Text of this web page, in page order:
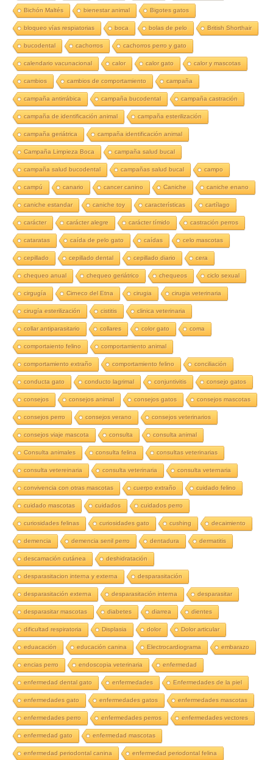
Bichón Maltés bienestar animal Bigotes gatos
bloqueo vías respiatorias boca bolas de pelo British Shorthair
bucodental cachorros cachorros perro y gato
calendario vacunacional calor calor gato calor y mascotas
cambios cambios de comportamiento campaña
campaña antirrábica campaña bucodental campaña castración
campaña de identificación animal campaña esterilización
campaña geriátrica campaña identificación animal
Campaña Limpieza Boca campaña salud bucal
campaña salud bucodental campañas salud bucal campo
campú canario cancer canino Caniche caniche enano
caniche estandar caniche toy características cartílago
carácter carácter alegre carácter tímido castración perros
cataratas caída de pelo gato caídas celo mascotas
cepillado cepillado dental cepillado diario cera
chequeo anual chequeo geriátrico chequeos ciclo sexual
cirgugía Cirneco del Etna cirugia cirugia veterinaria
cirugía esterilización cistitis clinica veterinaria
collar antiparasitario collares color gato coma
comportaiento felino comportamiento animal
comportamiento extraño comportamiento felino conciliación
conducta gato conducto lagrimal conjuntivitis consejo gatos
consejos consejos animal consejos gatos consejos mascotas
consejos perro consejos verano consejos veterinarios
consejos viaje mascota consulta consulta animal
Consulta animales consulta felina consultas veterinarias
consulta vetereinaria consulta veterinaria consulta veternaria
convivencia con otras mascotas cuerpo extraño cuidado felino
cuidado mascotas cuidados cuidados perro
curiosidades felinas curiosidades gato cushing decaimiento
demencia demencia senil perro dentadura dermatitis
descamación cutánea deshidratación
desparasitacion interna y externa desparasitación
desparasitación externa desparasitación interna desparasitar
desparasitar mascotas diabetes diarrea dientes
dificultad respiratoria Displasia dolor Dolor articular
eduacación educación canina Electrocardiograma embarazo
encias perro endoscopia veterinaria enfermedad
enfermedad dental gato enfermedades Enfermedades de la piel
enfermedades gato enfermedades gatos enfermedades mascotas
enfermedades perro enfermedades perros enfermedades vectores
enfermedad gato enfermedad mascotas
enfermedad periodontal canina enfermedad periodontal felina